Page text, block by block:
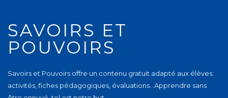
SAVOIRS ET
POUVOIRS
Savoirs et Pouvoirs offre un contenu gratuit adapté aux élèves:
activités, fiches pédagogiques, évaluations…Apprendre sans